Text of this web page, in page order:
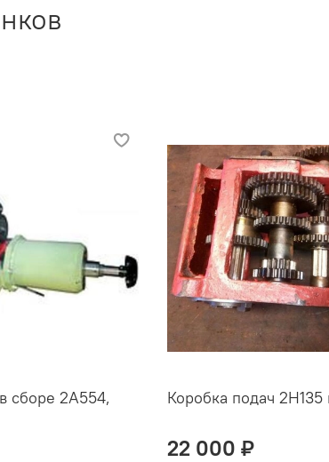
сборе 2А554,
Коробка подач 2Н135
22 000 ₽